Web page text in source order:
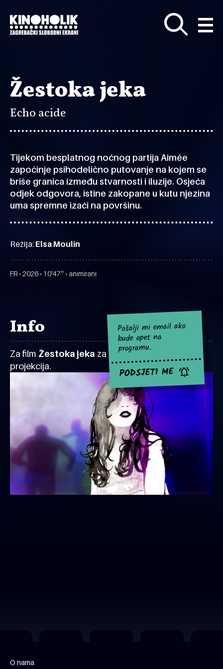
glavni
sadržaj
Žestoka jeka
Echo acide
Tijekom besplatnog noćnog partija Aimée
započinje psihodelično putovanje na kojem se
briše granica između stvarnosti i iluzije. Osjeća
odjek odgovora, istine zakopane u kutu njezina
uma spremne izaći na površinu.
Režija: Elsa Moulin
FR • 2026 • 10'47'' • animirani
Info
Za film Žestoka jeka za sad nema najavljenih
projekcija.
Pošalji mi email ako
bude opet na
programu.
PODSJETI ME
O nama